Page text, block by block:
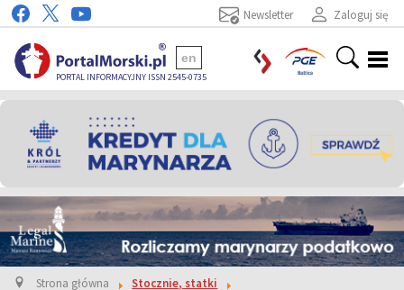
Zaloguj się
Newsletter
PORTAL INFORMACYJNY ISSN 2545-0735
en
Strona główna
Stocznie, statki